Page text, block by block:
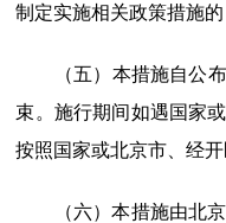
制定实施相关政策措施的
（五）本措施自公布
束。施行期间如遇国家
按照国家或北京市、经开
（六）本措施由北京